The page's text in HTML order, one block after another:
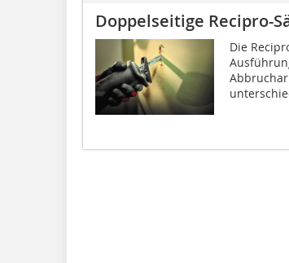
Doppelseitige Recipro-
Die